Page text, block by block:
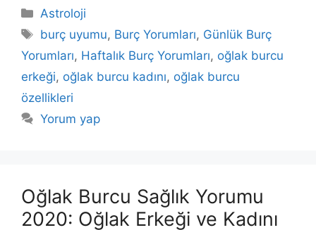
Kategoriler
Astroloji
Etiketler
burç uyumu, Burç Yorumları, Günlük Burç
Yorumları, Haftalık Burç Yorumları, oğlak burcu
erkeği, oğlak burcu kadını, oğlak burcu
özellikleri
Yorum yap
Oğlak Burcu Sağlık Yorumu
2020: Oğlak Erkeği ve Kadını